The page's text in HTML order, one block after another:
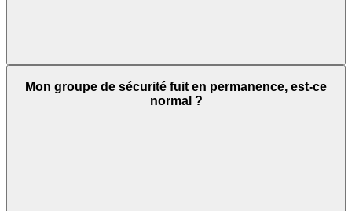
Mon groupe de sécurité fuit en permanence, est-ce
normal ?